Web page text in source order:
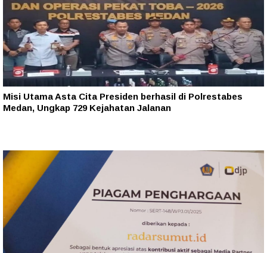
Misi Utama Asta Cita Presiden berhasil di Polrestabes
Medan, Ungkap 729 Kejahatan Jalanan